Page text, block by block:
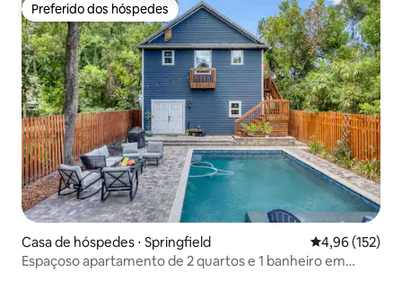
Preferido dos hóspedes
Preferido dos hóspedes
Casa de hóspedes ⋅ Springfield 4,96 de uma
4,96 (152)
Espaçoso apartamento de 2 quartos e 1 banheiro em